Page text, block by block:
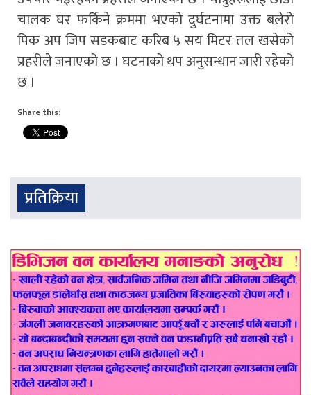
चालक घर फर्किने क्रममा भएको दुर्घटनामा उक्त बलेरो
पिक अप जिप सडकबाट करिब ५ सय मिटर तल खसेको
प्रहरीले जनाएको छ । घटनाको थप अनुसन्धान जारी रहेको
छ ।
Share this:
प्रतिक्रिया